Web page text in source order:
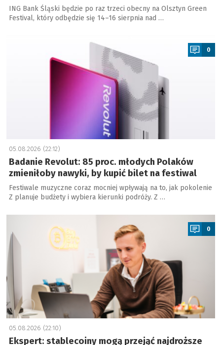
ING Bank Śląski będzie po raz trzeci obecny na Olsztyn Green
Festival, który odbędzie się 14–16 sierpnia nad …
0
05.08.2026 (22:12)
Badanie Revolut: 85 proc. młodych Polaków
zmieniłoby nawyki, by kupić bilet na festiwal
Festiwale muzyczne coraz mocniej wpływają na to, jak pokolenie
Z planuje budżety i wybiera kierunki podróży. Z …
a
0
05.08.2026 (22:10)
Ekspert: stablecoiny mogą przejąć najdroższe